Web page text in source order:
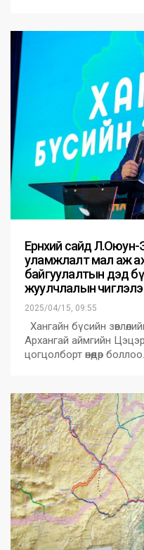
Ерөнхий сайд
уламжлалт мал аж
байгуулалтын дэд
жуулчлалын
2025/04/15, 09:55
Хангайн бүсийн
Архангай аймгийн
цогцолборт өнөөдөр